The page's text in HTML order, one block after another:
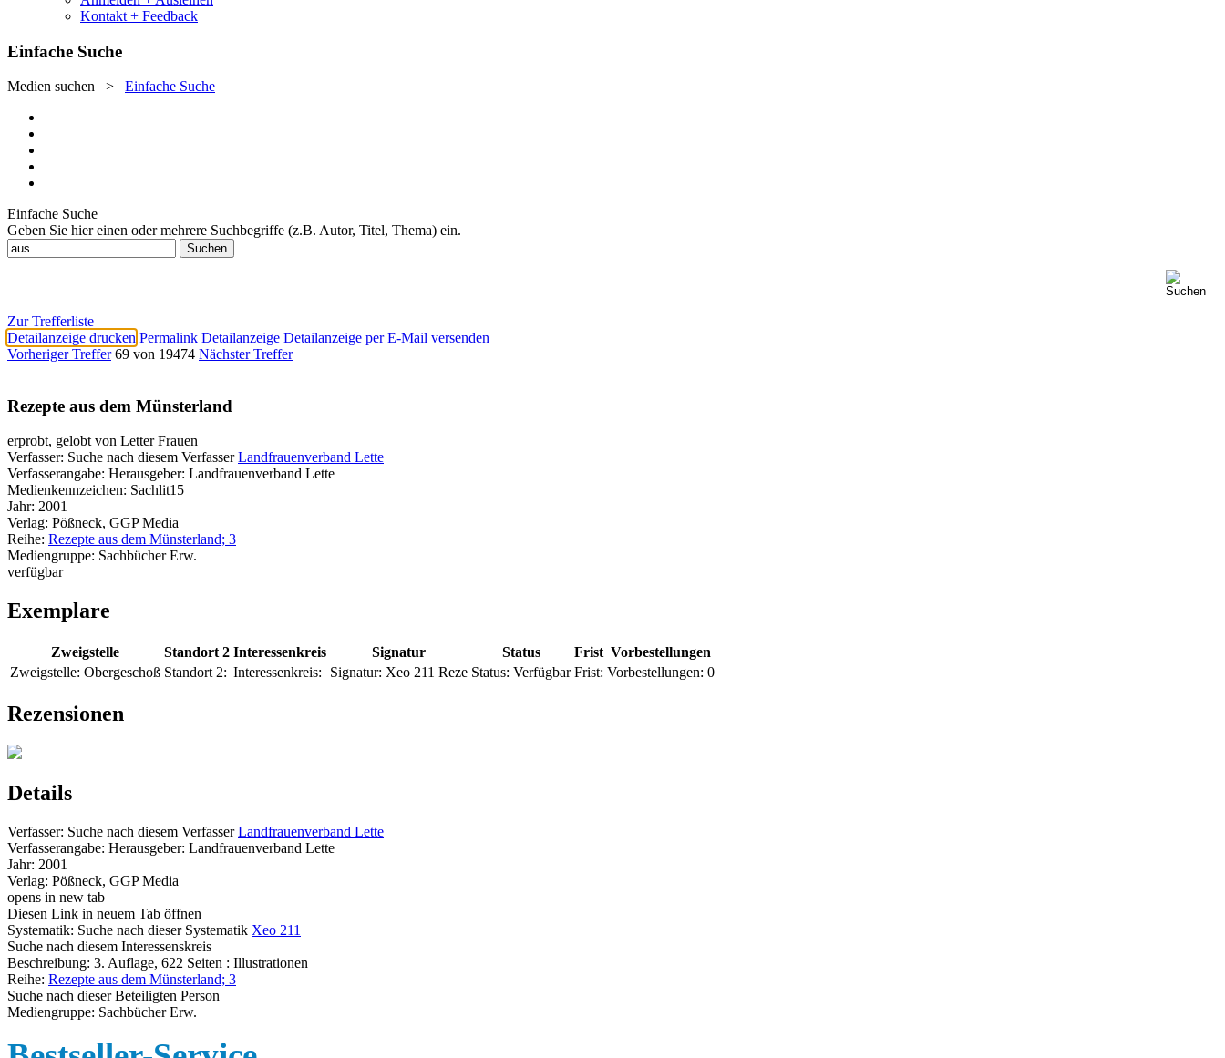
Kontakt + Feedback
Einfache Suche
Medien suchen > Einfache Suche
Einfache Suche
Geben Sie hier einen oder mehrere Suchbegriffe (z.B. Autor, Titel, Thema) ein.
Zur Trefferliste
Detailanzeige drucken Permalink Detailanzeige Detailanzeige per E-Mail versenden
Vorheriger Treffer 69 von 19474 Nächster Treffer
Rezepte aus dem Münsterland
erprobt, gelobt von Letter Frauen
Verfasser: Suche nach diesem Verfasser Landfrauenverband Lette
Verfasserangabe: Herausgeber: Landfrauenverband Lette
Medienkennzeichen: Sachlit15
Jahr: 2001
Verlag: Pößneck, GGP Media
Reihe: Rezepte aus dem Münsterland; 3
Mediengruppe: Sachbücher Erw.
verfügbar
Exemplare
Zweigstelle Standort 2 Interessenkreis Signatur Status Frist Vorbestellungen
Zweigstelle: Obergeschoß Standort 2: Interessenkreis: Signatur: Xeo 211 Reze Status: Verfügbar Frist: Vorbestellungen: 0
Rezensionen
Details
Verfasser: Suche nach diesem Verfasser Landfrauenverband Lette
Verfasserangabe: Herausgeber: Landfrauenverband Lette
Jahr: 2001
Verlag: Pößneck, GGP Media
opens in new tab
Diesen Link in neuem Tab öffnen
Systematik: Suche nach dieser Systematik Xeo 211
Suche nach diesem Interessenskreis
Beschreibung: 3. Auflage, 622 Seiten : Illustrationen
Reihe: Rezepte aus dem Münsterland; 3
Suche nach dieser Beteiligten Person
Mediengruppe: Sachbücher Erw.